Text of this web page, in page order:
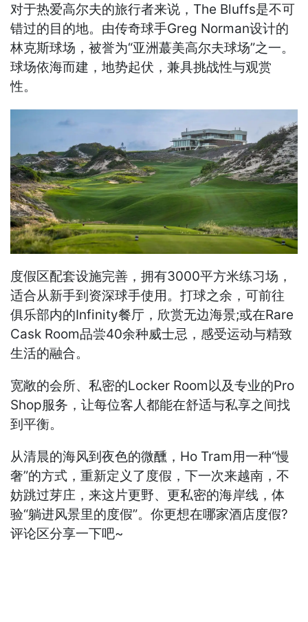
对于热爱高尔夫的旅行者来说，The Bluffs是不可
错过的目的地。由传奇球手Greg Norman设计的
林克斯球场，被誉为“亚洲蕞美高尔夫球场”之一。
球场依海而建，地势起伏，兼具挑战性与观赏
性。
度假区配套设施完善，拥有3000平方米练习场，
适合从新手到资深球手使用。打球之余，可前往
俱乐部内的Infinity餐厅，欣赏无边海景;或在Rare
Cask Room品尝40余种威士忌，感受运动与精致
生活的融合。
宽敞的会所、私密的Locker Room以及专业的Pro
Shop服务，让每位客人都能在舒适与私享之间找
到平衡。
从清晨的海风到夜色的微醺，Ho Tram用一种“慢
奢”的方式，重新定义了度假，下一次来越南，不
妨跳过芽庄，来这片更野、更私密的海岸线，体
验“躺进风景里的度假”。你更想在哪家酒店度假?
评论区分享一下吧~